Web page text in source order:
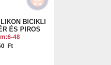
BICIKLI
ÉS PIROS
48
Ft